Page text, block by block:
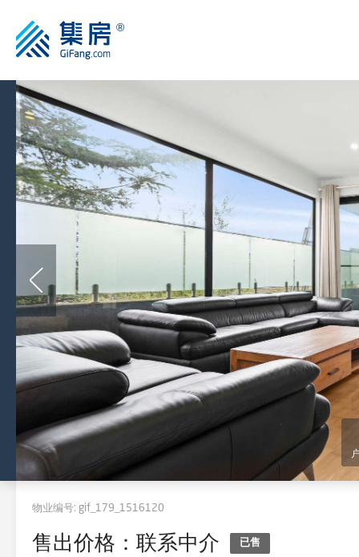
物业编号: gif_179_1516120
售出价格：联系中介 已售